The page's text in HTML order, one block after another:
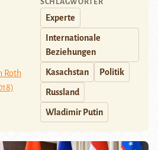
Roth
SCHLAGWÖRTER
Experte
Internationale
Beziehungen
Kasachstan Politik
Russland
Wladimir Putin